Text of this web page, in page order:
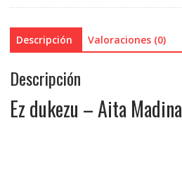
Descripción Valoraciones (0)
Descripción
Ez dukezu – Aita Madina